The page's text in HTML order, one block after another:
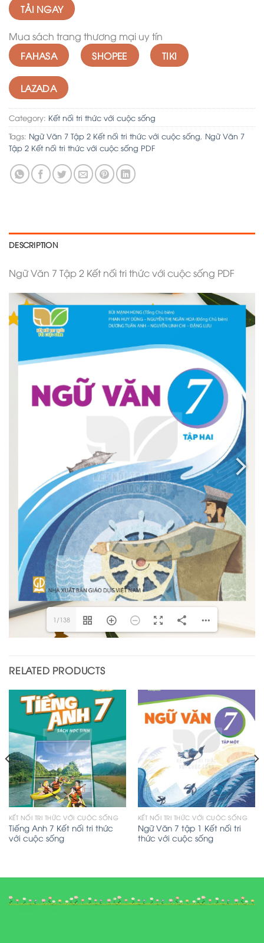
TẢI NGAY
Mua sách trang thương mại uy tín
FAHASA SHOPEE TIKI
LAZADA
Category: Kết nối tri thức với cuộc sống
Tags: Ngữ Văn 7 Tập 2 Kết nối tri thức với cuộc sống, Ngữ Văn 7
Tập 2 Kết nối tri thức với cuộc sống PDF
DESCRIPTION
Ngữ Văn 7 Tập 2 Kết nối tri thức với cuộc sống PDF
1/138
RELATED PRODUCTS
KẾT NỐI TRI THỨC VỚI CUỘC SỐNG
Tiếng Anh 7 Kết nối tri thức
với cuộc sống
KẾT NỐI TRI THỨC VỚI CUỘC SỐNG
Ngữ Văn 7 tập 1 Kết nối tri
thức với cuộc sống